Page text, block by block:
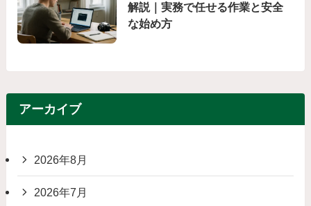
解説｜実務で任せる作業と安全
な始め方
アーカイブ
2026年8月
2026年7月